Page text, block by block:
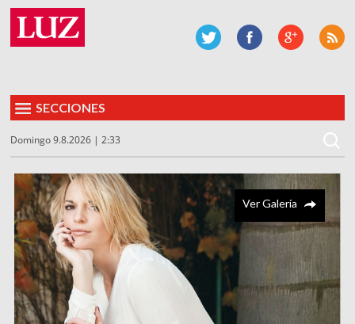
SECCIONES
Domingo 9.8.2026 | 2:33
Ver Galería